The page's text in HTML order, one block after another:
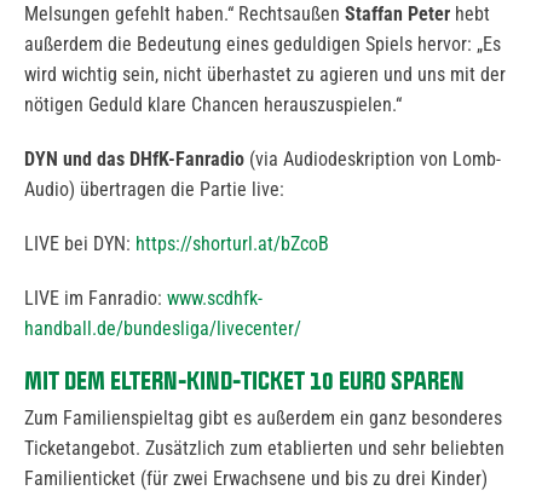
Melsungen gefehlt haben.“ Rechtsaußen Staffan Peter hebt
außerdem die Bedeutung eines geduldigen Spiels hervor: „Es
wird wichtig sein, nicht überhastet zu agieren und uns mit der
nötigen Geduld klare Chancen herauszuspielen.“
DYN und das DHfK-Fanradio (via Audiodeskription von Lomb-
Audio) übertragen die Partie live:
LIVE bei DYN: https://shorturl.at/bZcoB
LIVE im Fanradio: www.scdhfk-
handball.de/bundesliga/livecenter/
MIT DEM ELTERN-KIND-TICKET 10 EURO SPAREN
Zum Familienspieltag gibt es außerdem ein ganz besonderes
Ticketangebot. Zusätzlich zum etablierten und sehr beliebten
Familienticket (für zwei Erwachsene und bis zu drei Kinder)